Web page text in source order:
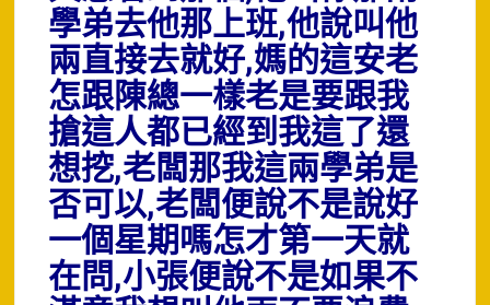
學弟去他那上班,他說叫他
兩直接去就好,媽的這安老
怎跟陳總一樣老是要跟我
搶這人都已經到我這了還
想挖,老闆那我這兩學弟是
否可以,老闆便說不是說好
一個星期嗎怎才第一天就
在問,小張便說不是如果不